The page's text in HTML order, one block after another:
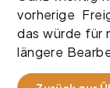
vorherige
das würde für
längere